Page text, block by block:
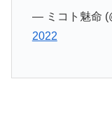
— ️‍️ミコト魅命️‍️
2022